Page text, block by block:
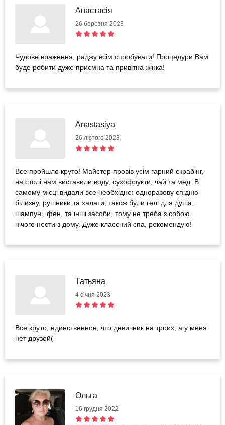
Анастасія
26 березня 2023
Чудове враження, раджу всім спробувати! Процедури Вам
буде робити дуже приємна та привітна жінка!
Anastasiya
26 лютого 2023
Все пройшло круто! Майстер провів усім гарний скрабінг,
на столі нам виставили воду, сухофрукти, чай та мед. В
самому місці видали все необхідне: одноразову спідню
білизну, рушники та халати; також були гелі для душа,
шампуні, фен, та інші засоби, тому не треба з собою
нічого нести з дому. Дуже классний спа, рекомендую!
Татьяна
4 січня 2023
Все круто, единственное, что девичник на троих, а у меня
нет друзей(
Ольга
16 грудня 2022